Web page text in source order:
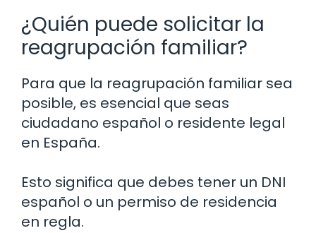
¿Quién puede solicitar la
reagrupación familiar?
Para que la reagrupación familiar sea
posible, es esencial que seas
ciudadano español o residente legal
en España.
Esto significa que debes tener un DNI
español o un permiso de residencia
en regla.